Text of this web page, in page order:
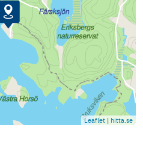
Leaflet | hitta.se